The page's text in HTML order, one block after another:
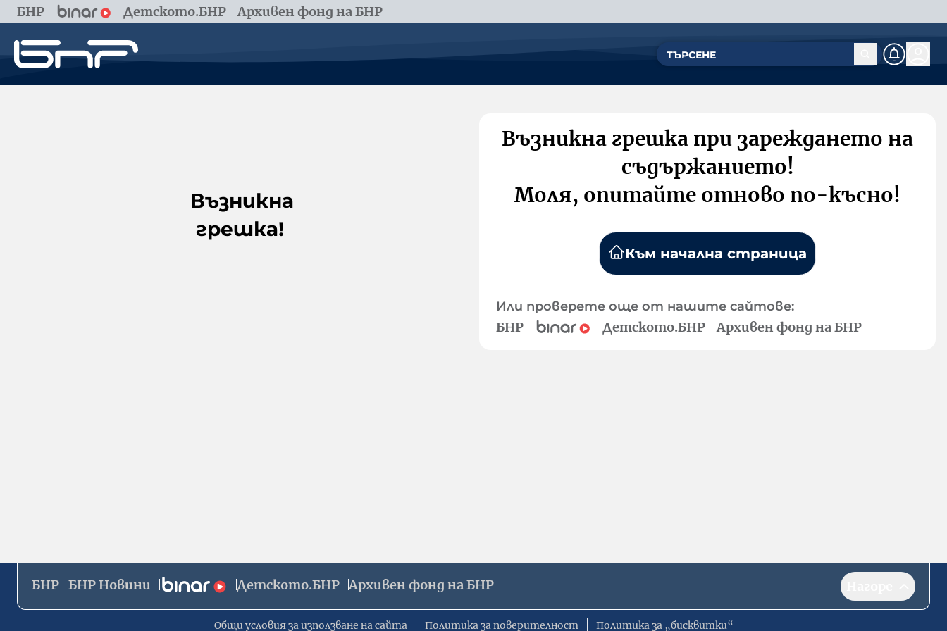
БНР Детското.БНР Архивен фонд на БНР
Възникна
грешка!
Възникна грешка при зареждането на
съдържанието!
Моля, опитайте отново по-късно!
Към начална страница
Или проверете още от нашите сайтове:
БНР Детското.БНР Архивен фонд на БНР
БНР БНР Новини Детското.БНР Архивен фонд на БНР
Общи условия за използване на сайта Политика за поверителност Политика за „бисквитки“